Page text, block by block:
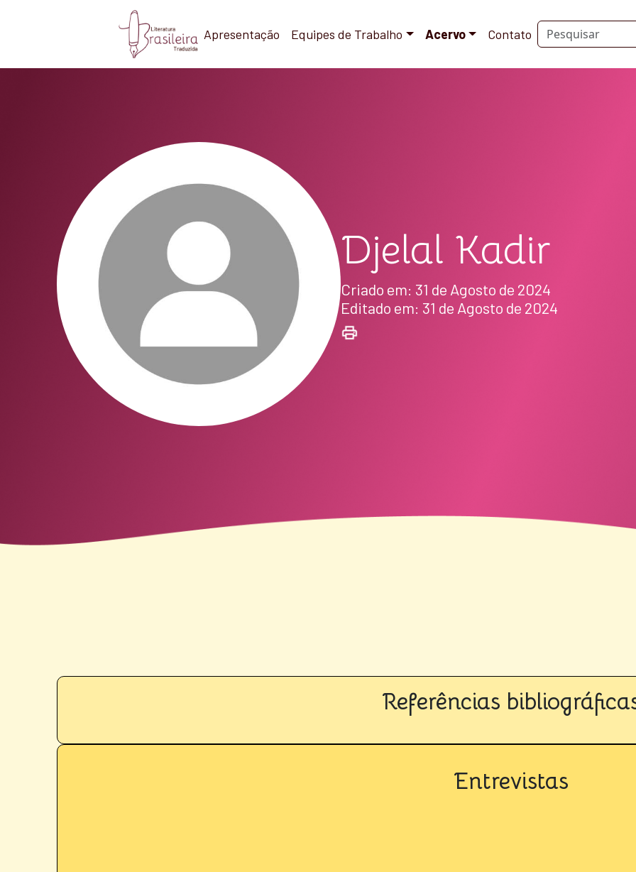
Apresentação Equipes de Trabalho Acervo Contato
Djelal Kadir
Criado em: 31 de Agosto de 2024
Editado em: 31 de Agosto de 2024
Referências
Entrevistas